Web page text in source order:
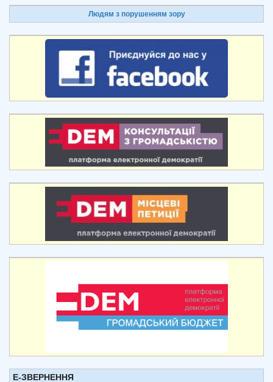
Людям з порушенням зору
Е-ЗВЕРНЕННЯ